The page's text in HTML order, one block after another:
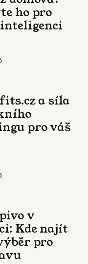
ho pro
a síla
pro váš
v
Kde najít
pro